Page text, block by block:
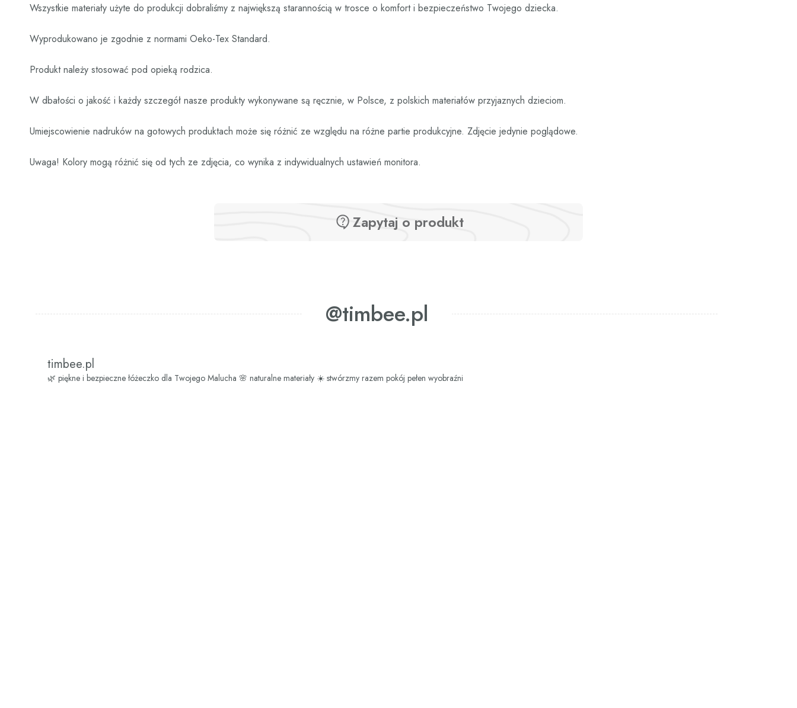
Wszystkie materiały użyte do produkcji dobraliśmy z największą starannością w trosce o komfort i bezpieczeństwo Twojego dziecka.
Wyprodukowano je zgodnie z normami Oeko-Tex Standard.
Produkt należy stosować pod opieką rodzica.
W dbałości o jakość i każdy szczegół nasze produkty wykonywane są ręcznie, w Polsce, z polskich materiałów przyjaznych dzieciom.
Umiejscowienie nadruków na gotowych produktach może się różnić ze względu na różne partie produkcyjne. Zdjęcie jedynie poglądowe.
Uwaga! Kolory mogą różnić się od tych ze zdjęcia, co wynika z indywidualnych ustawień monitora.
Zapytaj o produkt
@timbee.pl
timbee.pl
🌿 piękne i bezpieczne łóżeczko dla Twojego Malucha 🌸 naturalne materiały ☀️ stwórzmy razem pokój pełen wyobraźni